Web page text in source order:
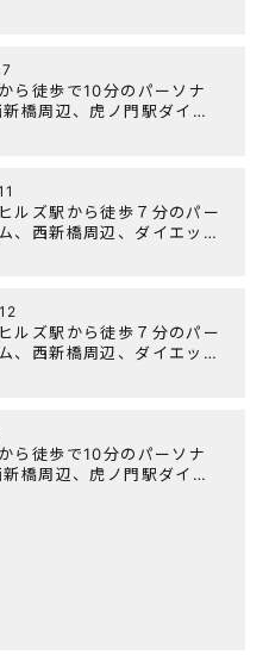
から徒歩で10分のパーソナ
橋周辺、虎ノ門駅ダイエ
ルズ駅から徒歩７分のパー
、西新橋周辺、ダイエット
ヒルズ駅から徒歩７分のパー
、西新橋周辺、ダイエット
から徒歩で10分のパーソナ
橋周辺、虎ノ門駅ダイエ